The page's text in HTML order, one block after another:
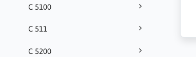
C 5100
C 511
C 5200